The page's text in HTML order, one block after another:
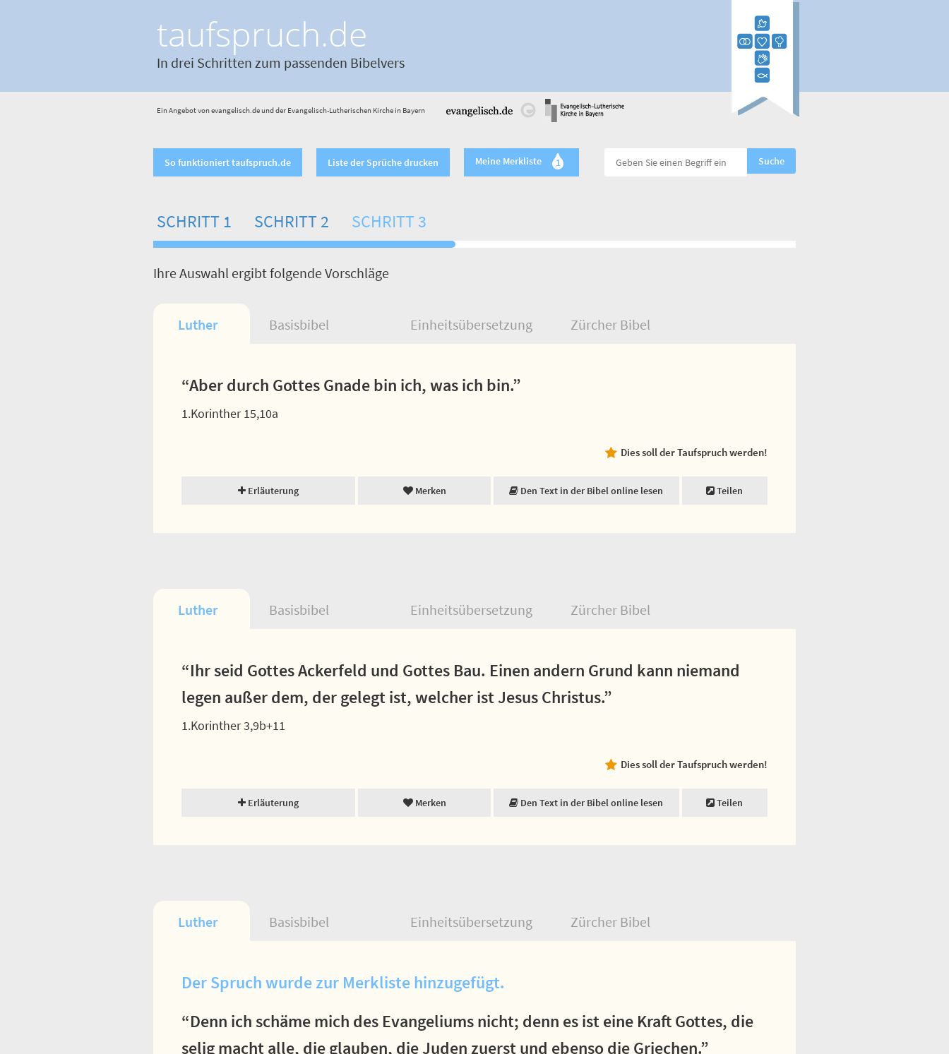
taufspruch.de
In drei Schritten zum passenden Bibelvers
Ein Angebot von evangelisch.de und der Evangelisch-Lutherischen Kirche in Bayern
So funktioniert taufspruch.de Liste der Sprüche drucken Meine Merkliste 1
SCHRITT 1 SCHRITT 2 SCHRITT 3
Ihre Auswahl ergibt folgende Vorschläge
Luther Basisbibel Einheitsübersetzung Zürcher Bibel
“Aber durch Gottes Gnade bin ich, was ich bin.”
1.Korinther 15,10a
Dies soll der Taufspruch werden!
Erläuterung Merken Den Text in der Bibel online lesen Teilen
Luther Basisbibel Einheitsübersetzung Zürcher Bibel
“Ihr seid Gottes Ackerfeld und Gottes Bau. Einen andern Grund kann niemand
legen außer dem, der gelegt ist, welcher ist Jesus Christus.”
1.Korinther 3,9b+11
Dies soll der Taufspruch werden!
Erläuterung Merken Den Text in der Bibel online lesen Teilen
Luther Basisbibel Einheitsübersetzung Zürcher Bibel
Der Spruch wurde zur Merkliste hinzugefügt.
“Denn ich schäme mich des Evangeliums nicht; denn es ist eine Kraft Gottes, die
selig macht alle, die glauben, die Juden zuerst und ebenso die Griechen.”